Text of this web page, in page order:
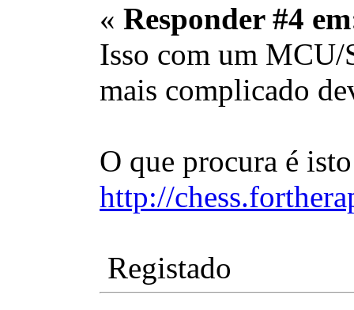
« Responder #4
Isso com um MCU/
mais complicado
O que procura é
http://
Registado